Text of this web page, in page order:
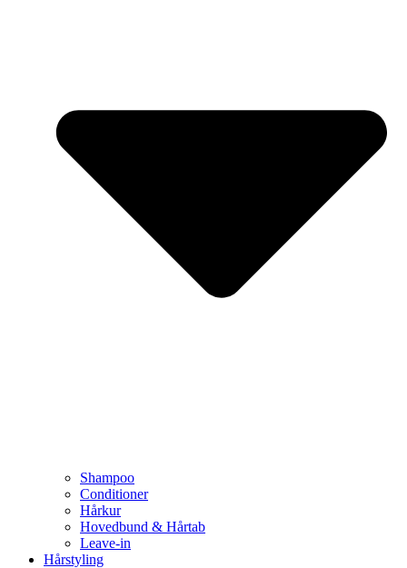
Shampoo
Conditioner
Hårkur
Hovedbund & Hårtab
Leave-in
Hårstyling